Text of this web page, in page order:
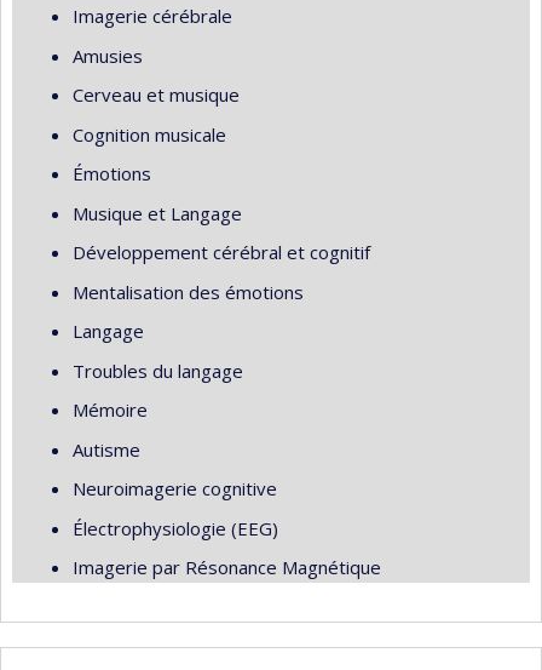
Imagerie cérébrale
Amusies
Cerveau et musique
Cognition musicale
Émotions
Musique et Langage
Développement cérébral et cognitif
Mentalisation des émotions
Langage
Troubles du langage
Mémoire
Autisme
Neuroimagerie cognitive
Électrophysiologie (EEG)
Imagerie par Résonance Magnétique